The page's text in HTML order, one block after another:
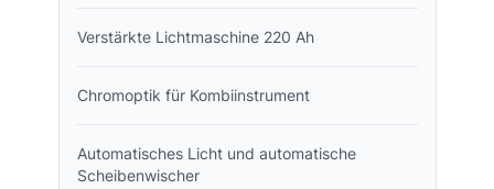
Verstärkte Lichtmaschine 220 Ah
Chromoptik für Kombiinstrument
Automatisches Licht und automatische
Scheibenwischer